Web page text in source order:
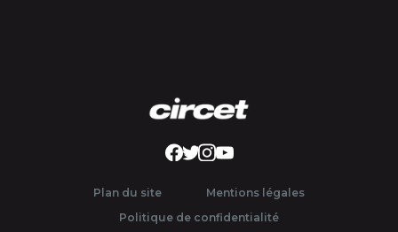
Facebook
Twitter FR
Instagram
YouTube
Plan du site
Mentions légales
Politique de confidentialité